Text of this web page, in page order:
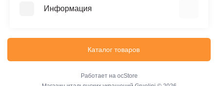
Информация
Возврат товара
Каталог товаров
Работает на ocStore